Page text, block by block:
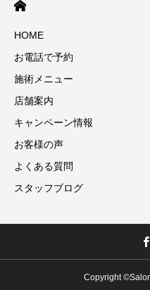
HOME
お電話で予約
施術メニュー
店舗案内
キャンペーン情報
お客様の声
よくある質問
スタッフブログ
Copyright